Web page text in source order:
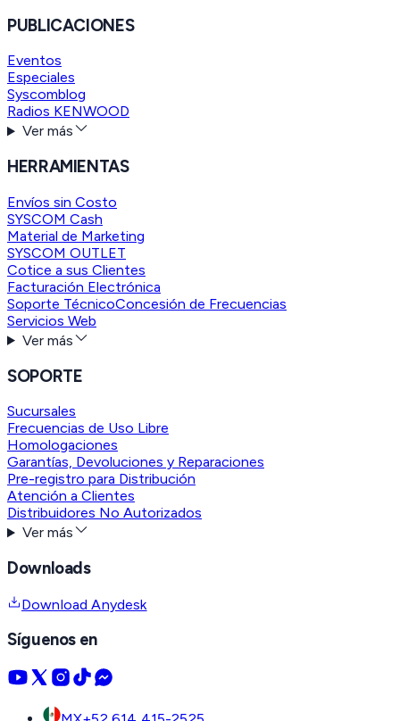
PUBLICACIONES
Eventos
Especiales
Syscomblog
Radios KENWOOD
Ver más
HERRAMIENTAS
Envíos sin Costo
SYSCOM Cash
Material de Marketing
SYSCOM OUTLET
Cotice a sus Clientes
Facturación Electrónica
Soporte TécnicoConcesión de Frecuencias
Servicios Web
Ver más
SOPORTE
Sucursales
Frecuencias de Uso Libre
Homologaciones
Garantías, Devoluciones y Reparaciones
Pre-registro para Distribución
Atención a Clientes
Distribuidores No Autorizados
Ver más
Downloads
Download Anydesk
Síguenos en